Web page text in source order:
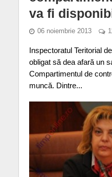
va fi
06 noiembrie 2013
Inspectoratul Teritorial
obligat să dea afară un
Compartimentul de
muncă. Dintre...